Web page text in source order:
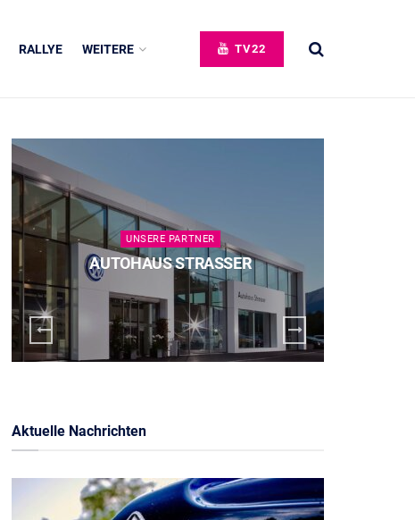
RALLYE WEITERE TV22
UNSERE PARTNER
AUTOHAUS STRASSER
Aktuelle Nachrichten